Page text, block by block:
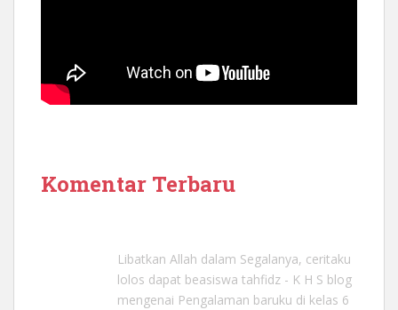
Komentar Terbaru
Libatkan Allah dalam Segalanya, ceritaku
lolos dapat beasiswa tahfidz - K H S blog
mengenai Pengalaman baruku di kelas 6